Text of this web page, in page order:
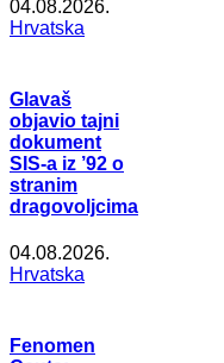
04.08.2026.
Hrvatska
Glavaš
objavio tajni
dokument
SIS-a iz ’92 o
stranim
dragovoljcima
04.08.2026.
Hrvatska
Fenomen